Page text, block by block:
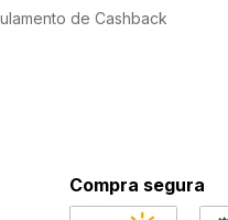
de Cashback
Compra segura